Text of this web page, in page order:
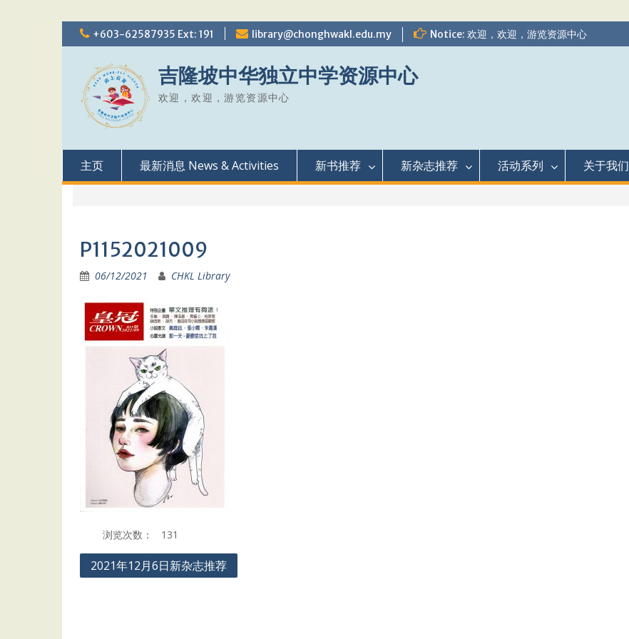
Skip
to
+603-62587935 Ext: 191 library@chonghwakl.edu.my Notice: 欢迎，欢迎，游览资源中心
吉隆坡中华独立中学资源中心
欢迎，欢迎，游览资源中心
主页 最新消息 News & Activities 新书推荐 新杂志推荐 活动系列 关于我们
P1152021009
06/12/2021 CHKL Library
浏览次数： 131
Post
2021年12月6日新杂志推荐